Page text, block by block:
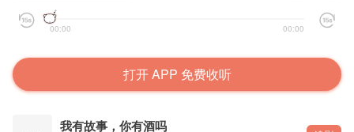
00:00 00:00
打开 APP 免费收听
我有故事，你有酒吗